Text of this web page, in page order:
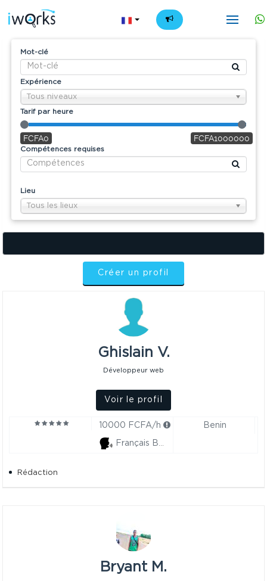
FR
Mot-clé
Expérience
Tous niveaux
Tarif par heure
FCFA0 FCFA1000000
Compétences requises
Lieu
Tous les lieux
Créer un profil
Ghislain V.
Développeur web
Voir le profil
10000 FCFA/h Benin
Français Bon
Rédaction
Bryant M.